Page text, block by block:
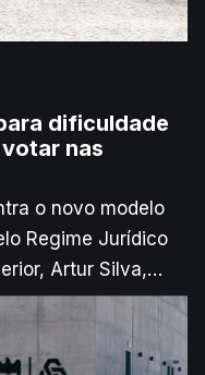
dificuldade
nas
o novo modelo
Regime Jurídico
Artur Silva,
Aveiro (UA),
face à
alunos. O